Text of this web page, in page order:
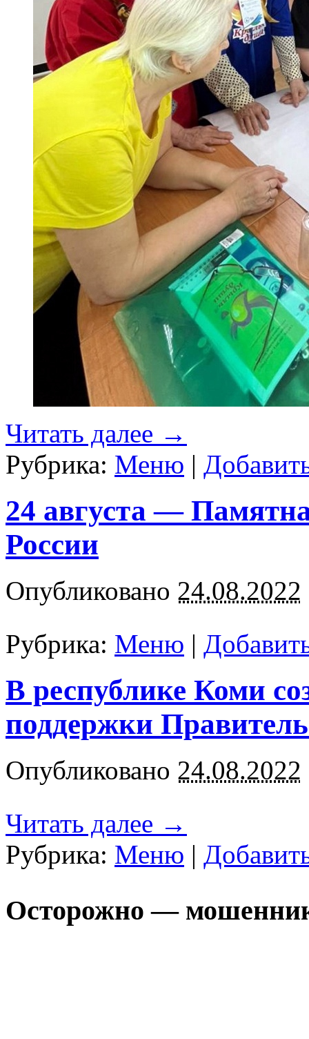
Читать далее →
Рубрика: Меню |
24 августа —
России
Опубликовано 24.08.2022
Рубрика: Меню |
В республике Коми
поддержки
Опубликовано 24.08.2022
Читать далее →
Рубрика: Меню |
Осторожно —